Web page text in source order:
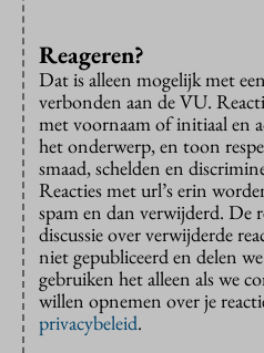
Reageren?
Dat is alleen mogelijk met
verbonden aan de VU.
met voornaam of initiaal en
het onderwerp, en toon
smaad, schelden en
Reacties met url’s erin
spam en dan verwijderd. De
discussie over verwijderde
niet gepubliceerd en delen
gebruiken het alleen als we
willen opnemen over je
privacybeleid.